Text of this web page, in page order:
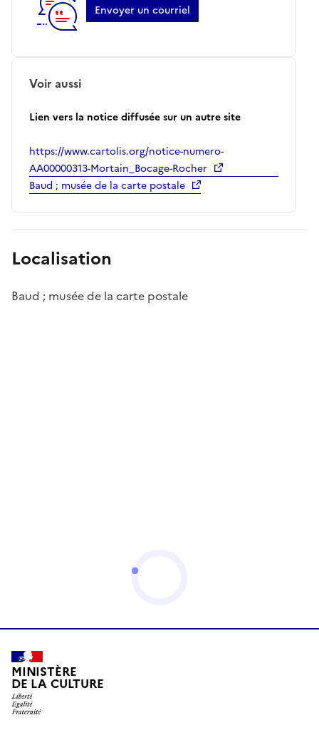
Envoyer un courriel
Voir aussi
Lien vers la notice diffusée sur un autre site
https://www.cartolis.org/notice-numero-
AA00000313-Mortain_Bocage-Rocher
Baud ; musée de la carte postale
Localisation
Baud ; musée de la carte postale
MINISTÈRE
DE LA CULTURE